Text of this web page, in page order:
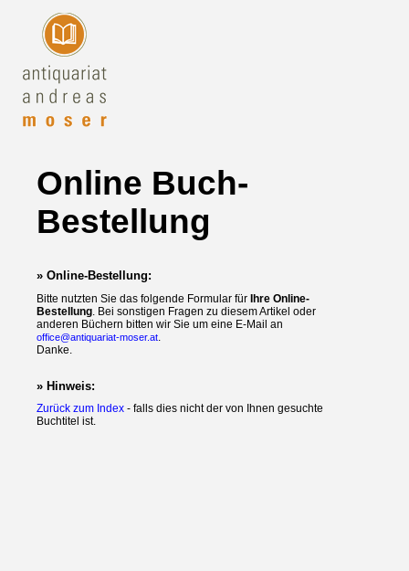
Online Buch-
Bestellung
» Online-Bestellung:
Bitte nutzten Sie das folgende Formular für Ihre Online-
Bestellung . Bei sonstigen Fragen zu diesem Artikel oder
anderen Büchern bitten wir Sie um eine E-Mail an
office@antiquariat-moser.at
Danke.
» Hinweis:
Zurück zum Index - falls dies nicht der von Ihnen gesuchte
Buchtitel ist.